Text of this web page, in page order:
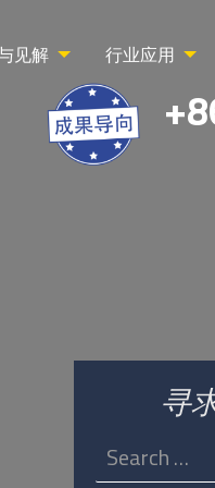
见解 行业应用
寻
Search
for: